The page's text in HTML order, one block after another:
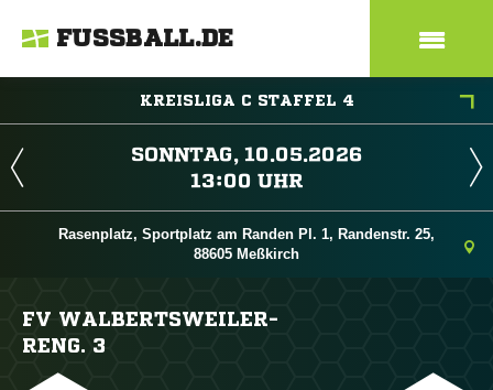
FUSSBALL.DE
KREISLIGA C STAFFEL 4
 
 
Rasenplatz, Sportplatz am Randen Pl. 1, Randenstr. 25,
88605 Meßkirch
FV WALBERTSWEILER-
RENG. 3